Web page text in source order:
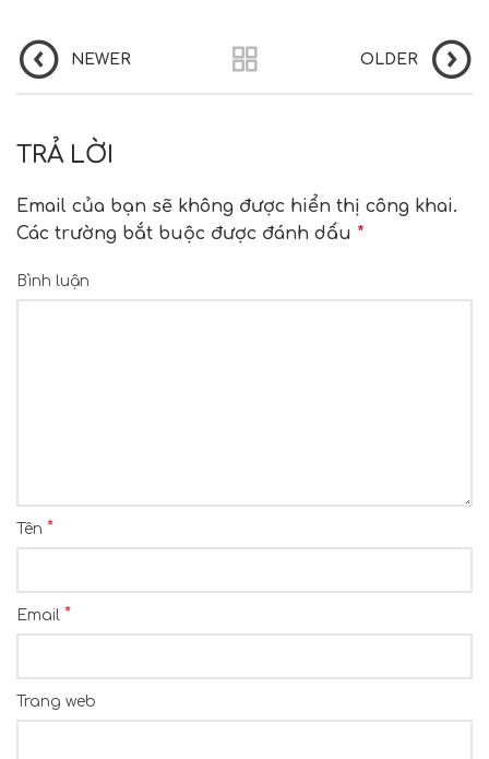
NEWER OLDER
TRẢ LỜI
Email của bạn sẽ không được hiển thị công khai.
Các trường bắt buộc được đánh dấu *
Bình luận
Tên *
Email *
Trang web